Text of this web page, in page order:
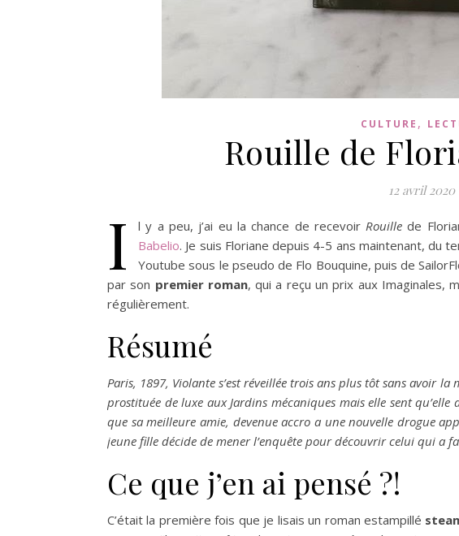
CULTURE ,
Rouille de
12 avril 2020
I l y a peu, j’ai eu la chance de recevoirRouille de
Babelio. Je suis Floriane depuis 4-5 ans maintenant, du
Youtube sous le pseudo de Flo Bouquine, puis de
par son premier roman, qui a reçu un prix aux Imaginales,
régulièrement.
Résumé
Paris, 1897, Violante s’est réveillée trois ans plus tôt sans avoir la
prostituée de luxe aux Jardins mécaniques mais elle sent
que sa meilleure amie, devenue accro a une nouvelle drogue
jeune fille décide de mener l’enquête pour découvrir celui qui a
Ce que j’en ai pensé ?!
C’était la première fois que je lisais un roman estampillé